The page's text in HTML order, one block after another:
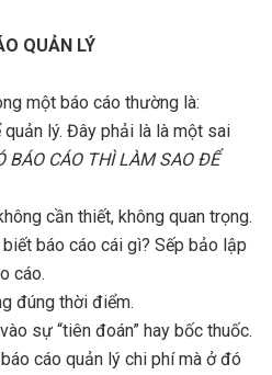
QUẢN LÝ
một báo cáo thường là:
lý. Đây phải là là một sai
BÁO CÁO THÌ LÀM SAO ĐỂ
cần thiết, không quan trọng.
báo cáo cái gì? Sếp bảo lập
cáo.
đúng thời điểm.
sự “tiên đoán” hay bốc thuốc.
cáo quản lý chi phí mà ở đó